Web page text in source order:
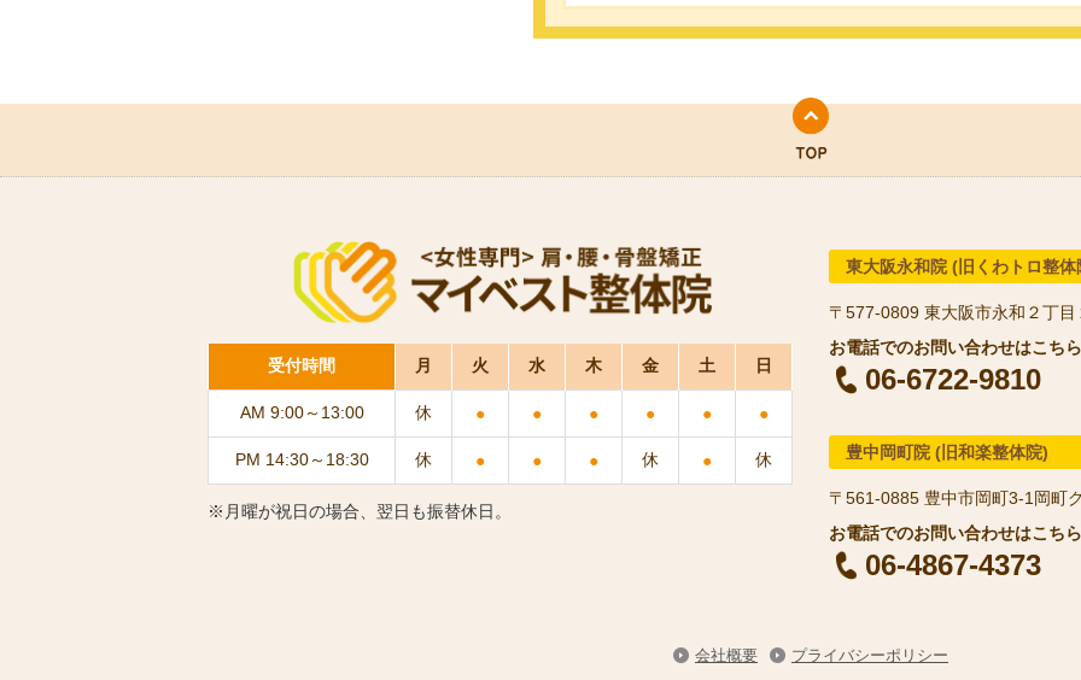
受付時間 月 火 水 木 金 土 日
AM 9:00～13:00 休 ● ● ● ● ● ●
PM 14:30～18:30 休 ● ● ● 休 ● 休
※月曜が祝日の場合、翌日も振替休日。
東大阪永和院 (旧くわトロ整体
〒577-0809 東大阪市永和２丁目
06-6722-9810
豊中岡町院 (旧和楽整体院)
〒561-0885 豊中市岡町3-1岡町
06-4867-4373
会社概要 プライバシーポリシー